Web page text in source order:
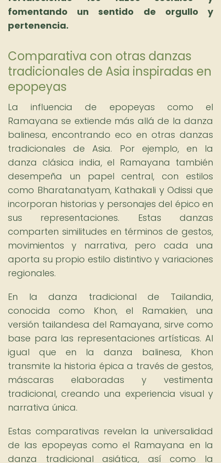
fomentando un sentido de orgullo y
pertenencia.
Comparativa con otras danzas
tradicionales de Asia inspiradas en
epopeyas
La influencia de epopeyas como el
Ramayana se extiende más allá de la danza
balinesa, encontrando eco en otras danzas
tradicionales de Asia. Por ejemplo, en la
danza clásica india, el Ramayana también
desempeña un papel central, con estilos
como Bharatanatyam, Kathakali y Odissi que
incorporan historias y personajes del épico en
sus representaciones. Estas danzas
comparten similitudes en términos de gestos,
movimientos y narrativa, pero cada una
aporta su propio estilo distintivo y variaciones
regionales.
En la danza tradicional de Tailandia,
conocida como Khon, el Ramakien, una
versión tailandesa del Ramayana, sirve como
base para las representaciones artísticas. Al
igual que en la danza balinesa, Khon
transmite la historia épica a través de gestos,
máscaras elaboradas y vestimenta
tradicional, creando una experiencia visual y
narrativa única.
Estas comparativas revelan la universalidad
de las epopeyas como el Ramayana en la
danza tradicional asiática, así como la